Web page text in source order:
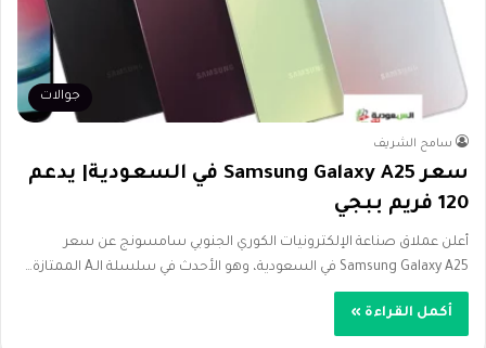
جوالات
سامح الشريف
سعر Samsung Galaxy A25 في السعودية| يدعم
120 فريم ببجي
أعلن عملاق صناعة الإلكترونيات الكوري الجنوبي سامسونج عن سعر
Samsung Galaxy A25 في السعودية، وهو الأحدث في سلسلة الـA الممتازة…
أكمل القراءة »